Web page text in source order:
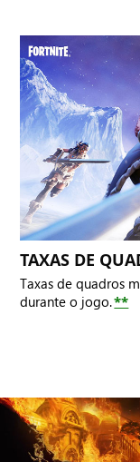
TAXAS DE
Taxas de quadros
durante o jogo.**